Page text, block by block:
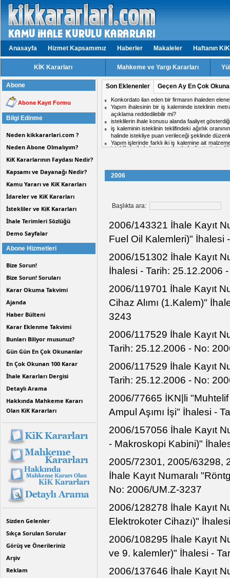
Anasayfa Hizmet Kapsamımız Haberler Makaleler Haftanın
KİK Kararları Mahkeme ve Yargı Kararları
Abone
Abone Kayıt Formu
Bilgi Edinme
Neden kikkararlari.com ?
Neden Abone Olmalıyım?
KiK Kararlarının Faydası Nedir?
Kapsamı ve Dayanağı Nedir?
Kamu Yararı ve KiK Kararları
İdareler ve KiK Kararları
İstekliler ve KiK Kararları
İhale Terimleri Sözlüğü
Demo Sayfalar
Abone Hizmetleri
Bize Sorun!
Bize Sorun! Soruları
Karar Okuma Takvimi
Ajanda
Haber Bülteni
Karar Eklenme Takvimi
Bunları Biliyor musunuz?
Gün Gün En Çok Okunanlar
En Çok Okunan 100 Karar
İhale Kararları Dergisi
Detaylı Arama
Hakkında Mahkeme Kararı
Olan KiK Kararları
Sizden Gelenler
Sıkça Sorulan Sorular
Görüş ve Önerileriniz
Arşiv
Reklam
Son Eklenenler Geçen Ay En Çok
Konkordato ilan eden bir firmanın ihaleden
Yapım ihalesinin bir iş kaleminde isteklinin
açıklama reddedilebilir mi?
isteklilerin ihale konusu alanda faaliyet
iş kaleminin isteklinin teklifindeki ağırlık
halinde istekliye puan verileceği şeklinde
Yapım işlerinde farklı iki iş kalemine ait
isteklilerin ihale konusu alanda faaliyet
Hizmet işlerinde işin tamamlandığı tarih ile
ihale komisyon kararı için karşı oy kullanan
Konkordato ilan eden bir firmanın ihaleden
Yapım ihalesinin bir iş kaleminde isteklinin
Yapım işlerinde farklı iki iş kalemine ait
bir iş kaleminin malzeme ve işçilik birim
isteklilerin faaliyet alanlarına hangi internet
iş kaleminin isteklinin teklifindeki ağırlık
halinde istekliye puan verileceği şeklinde
2006
Başlıkta ara:
2006/143321 İhale Kayıt
Fuel Oil Kalemleri)" İhalesi
2006/151302 İhale Kayıt
İhalesi - Tarih: 25.12.2006
2006/119701 İhale Kayıt
Cihaz Alımı (1.Kalem)"
3243
2006/117529 İhale Kayıt
Tarih: 25.12.2006 - No:
2006/117529 İhale Kayıt
Tarih: 25.12.2006 - No:
2006/77665 İKN|li
Ampul Aşımı İşi" İhalesi -
2006/157056 İhale Kayıt
- Makroskopi Kabini)"
2005/72301, 2005/63298,
İhale Kayıt Numaralı
No: 2006/UM.Z-3237
2006/128278 İhale Kayıt
Elektrokoter Cihazı)"
2006/108295 İhale Kayıt
ve 9. kalemler)" İhalesi -
2006/137646 İhale Kayıt